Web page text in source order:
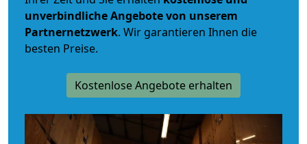
unverbindlicheAngebote von unserem
Partnernetzwerk. Wir garantieren Ihnen die
besten Preise.
Kostenlose Angebote erhalten